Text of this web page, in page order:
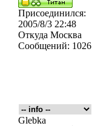
Присоединился:
2005/8/3 22:48
Откуда Москва
Сообщений: 1026
Glebka